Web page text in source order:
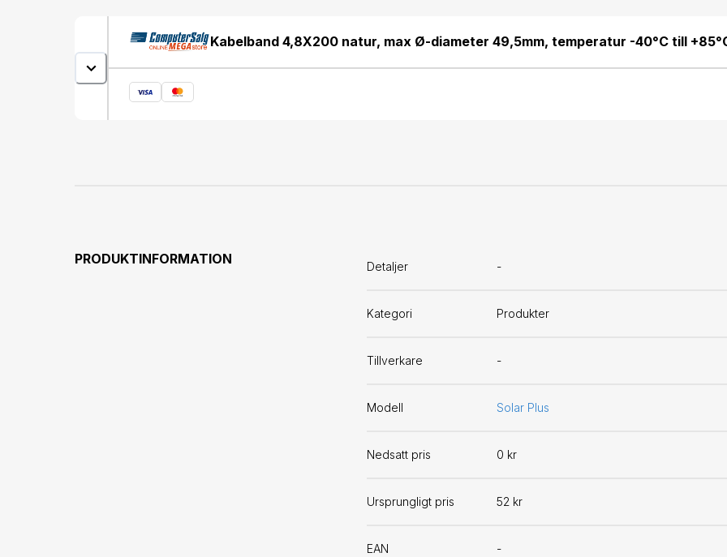
Kabelband 4,8X200 natur, max Ø-diameter 49,5mm, temperatur -40°C till
PRODUKTINFORMATION
Detaljer -
Kategori Produkter
Tillverkare -
Modell Solar Plus
Nedsatt pris 0 kr
Ursprungligt pris 52 kr
EAN -